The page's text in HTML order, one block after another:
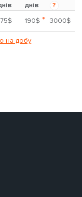
днів
?
190$ * 3000$
на добу